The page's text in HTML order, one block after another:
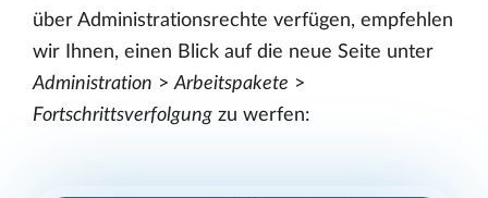
über Administrationsrechte verfügen, empfehlen
wir Ihnen, einen Blick auf die neue Seite unter
Administration >Arbeitspakete >
Fortschrittsverfolgung zu werfen: